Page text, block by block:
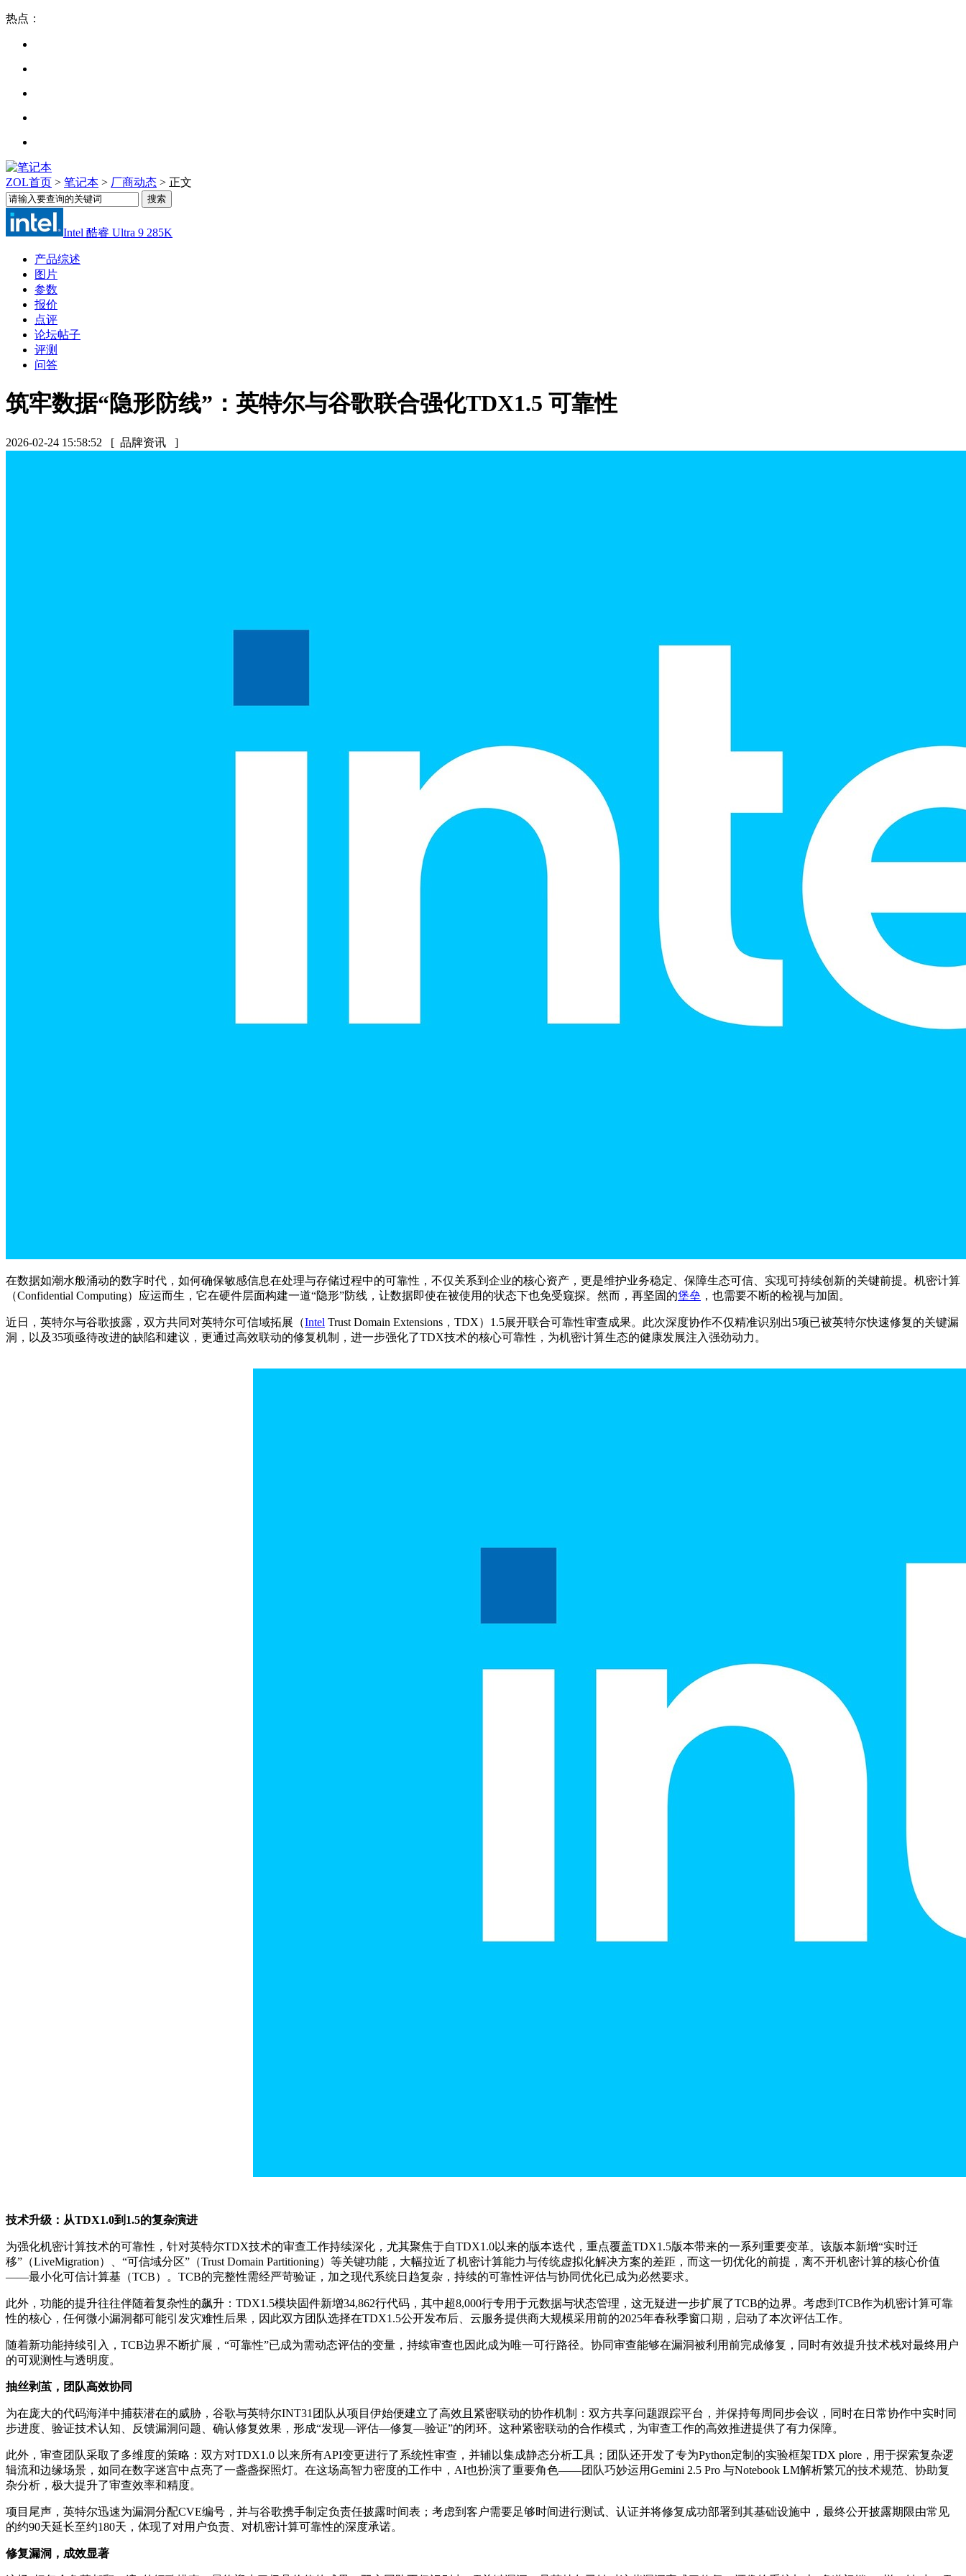
热点：
ZOL首页 > 笔记本 > 厂商动态 > 正文
Intel 酷睿 Ultra 9 285K
产品综述
图片
参数
报价
点评
论坛帖子
评测
问答
筑牢数据“隐形防线”：英特尔与谷歌联合强化TDX1.5 可靠性
2026-02-24 15:58:52 [ 品牌资讯 ]
在数据如潮水般涌动的数字时代，如何确保敏感信息在处理与存储过程中的可靠性，不仅关系到企业的核心资产，更是维护业务稳定、保障生态可信、实现可持续创新的关键前提。机密计算
（Confidential Computing）应运而生，它在硬件层面构建一道“隐形”防线，让数据即使在被使用的状态下也免受窥探。然而，再坚固的堡垒 ，也需要不断的检视与加固。
近日，英特尔与谷歌披露，双方共同对英特尔可信域拓展（Intel Trust Domain Extensions，TDX）1.5展开联合可靠性审查成果。此次深度协作不仅精准识别出5项已被英特尔快速修复的关键漏
洞，以及35项亟待改进的缺陷和建议，更通过高效联动的修复机制，进一步强化了TDX技术的核心可靠性，为机密计算生态的健康发展注入强劲动力。
技术升级：从TDX1.0到1.5的复杂演进
为强化机密计算技术的可靠性，针对英特尔TDX技术的审查工作持续深化，尤其聚焦于自TDX1.0以来的版本迭代，重点覆盖TDX1.5版本带来的一系列重要变革。该版本新增“实时迁
移”（LiveMigration）、“可信域分区”（Trust Domain Partitioning）等关键功能，大幅拉近了机密计算能力与传统虚拟化解决方案的差距，而这一切优化的前提，离不开机密计算的核心价值
——最小化可信计算基（TCB）。TCB的完整性需经严苛验证，加之现代系统日趋复杂，持续的可靠性评估与协同优化已成为必然要求。
此外，功能的提升往往伴随着复杂性的飙升：TDX1.5模块固件新增34,862行代码，其中超8,000行专用于元数据与状态管理，这无疑进一步扩展了TCB的边界。考虑到TCB作为机密计算可靠
性的核心，任何微小漏洞都可能引发灾难性后果，因此双方团队选择在TDX1.5公开发布后、云服务提供商大规模采用前的2025年春秋季窗口期，启动了本次评估工作。
随着新功能持续引入，TCB边界不断扩展，“可靠性”已成为需动态评估的变量，持续审查也因此成为唯一可行路径。协同审查能够在漏洞被利用前完成修复，同时有效提升技术栈对最终用户
的可观测性与透明度。
抽丝剥茧，团队高效协同
为在庞大的代码海洋中捕获潜在的威胁，谷歌与英特尔INT31团队从项目伊始便建立了高效且紧密联动的协作机制：双方共享问题跟踪平台，并保持每周同步会议，同时在日常协作中实时同
步进度、验证技术认知、反馈漏洞问题、确认修复效果，形成“发现—评估—修复—验证”的闭环。这种紧密联动的合作模式，为审查工作的高效推进提供了有力保障。
此外，审查团队采取了多维度的策略：双方对TDX1.0 以来所有API变更进行了系统性审查，并辅以集成静态分析工具；团队还开发了专为Python定制的实验框架TDX plore，用于探索复杂逻
辑流和边缘场景，如同在数字迷宫中点亮了一盏盏探照灯。在这场高智力密度的工作中，AI也扮演了重要角色——团队巧妙运用Gemini 2.5 Pro 与Notebook LM解析繁冗的技术规范、协助复
杂分析，极大提升了审查效率和精度。
项目尾声，英特尔迅速为漏洞分配CVE编号，并与谷歌携手制定负责任披露时间表；考虑到客户需要足够时间进行测试、认证并将修复成功部署到其基础设施中，最终公开披露期限由常见
的约90天延长至约180天，体现了对用户负责、对机密计算可靠性的深度承诺。
修复漏洞，成效显著